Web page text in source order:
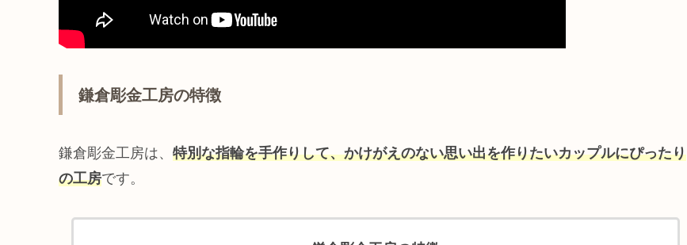
鎌倉彫金工房の特徴
鎌倉彫金工房は、 特別な指輪を手作りして、かけがえのない思い出を作りたいカップルにぴったり
の工房です。